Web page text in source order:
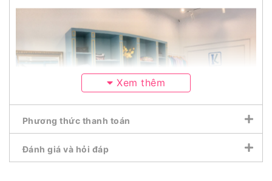
Xem thêm
Phương thức thanh toán
Đánh giá và hỏi đáp